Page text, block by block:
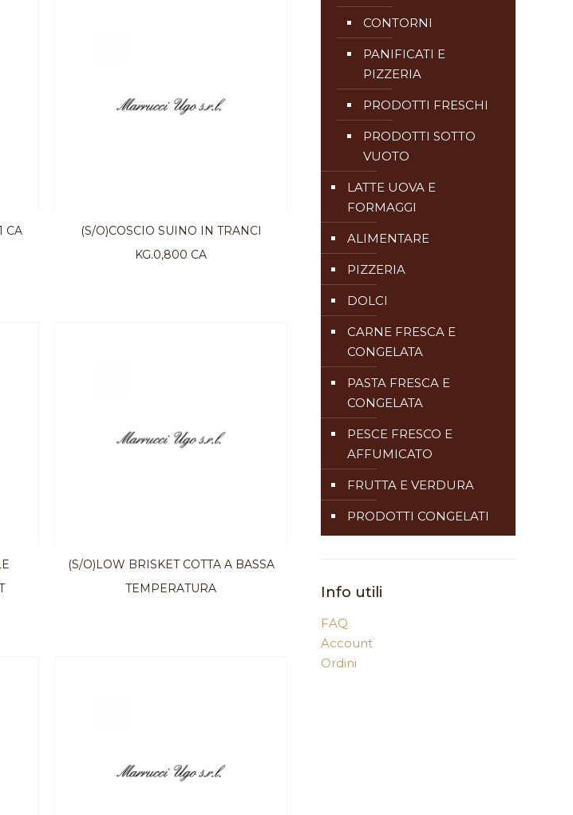
CA
(S/O)COSCIO SUINO IN TRANCI
KG.0,800 CA
(S/O)LOW BRISKET COTTA A BASSA
TEMPERATURA
CONTORNI
PANIFICATI E
PIZZERIA
PRODOTTI FRESCHI
PRODOTTI SOTTO
VUOTO
LATTE UOVA E
FORMAGGI
ALIMENTARE
PIZZERIA
DOLCI
CARNE FRESCA E
CONGELATA
PASTA FRESCA E
CONGELATA
PESCE FRESCO E
AFFUMICATO
FRUTTA E VERDURA
PRODOTTI CONGELATI
Info utili
FAQ
Account
Ordini